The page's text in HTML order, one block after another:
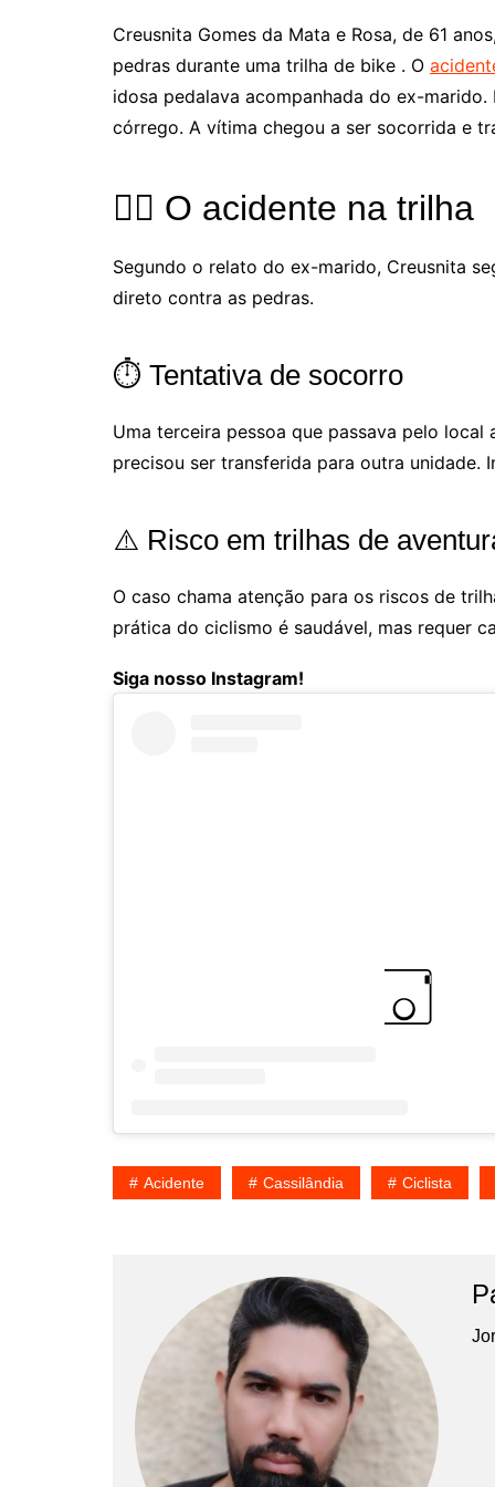
Creusnita Gomes da Mata e Rosa, de 61
pedras durante uma trilha de bike . O
idosa pedalava acompanhada do ex-
córrego. A vítima chegou a ser socorrida e
🚴‍♀️ O acidente na trilha
Segundo o relato do ex-marido, Creusnita
direto contra as pedras.
⏱️ Tentativa de socorro
Uma terceira pessoa que passava pelo
precisou ser transferida para outra unidade.
⚠️ Risco em trilhas de
O caso chama atenção para os riscos de
prática do ciclismo é saudável, mas requer
Siga nosso Instagram!
Acidente Cassilândia Ciclista